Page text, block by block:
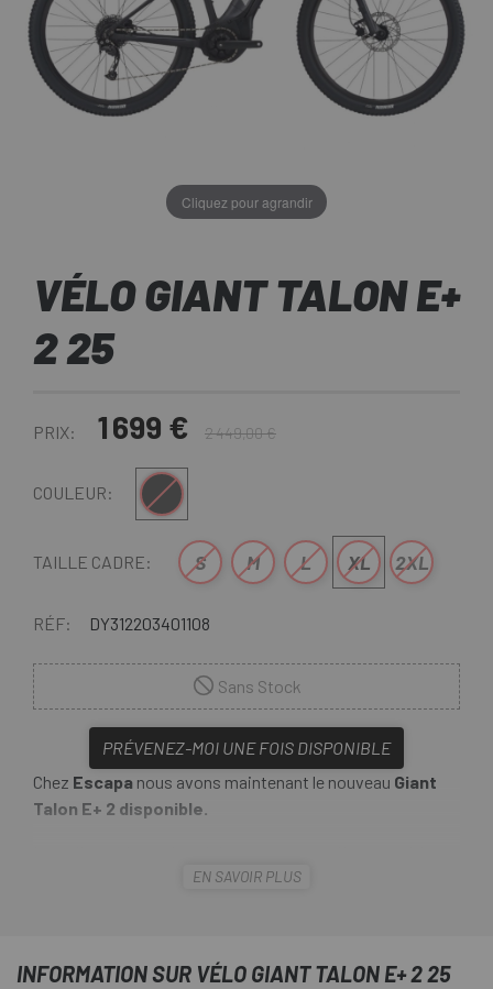
Cliquez pour agrandir
VÉLO GIANT TALON E+
2 25
PRIX: 1 699 € 2 449,00 €
COULEUR: Noir
TAILLE CADRE: S M L XL 2XL
RÉF: DY312203401108
Sans Stock
PRÉVENEZ-MOI UNE FOIS DISPONIBLE
Chez Escapa nous avons maintenant le nouveau Giant
Talon E+ 2 disponible.
la tentation. C'est un vélo électrique à la conduite douce
puissant, plus facile, plus amusant.
EN SAVOIR PLUS
INFORMATION SUR VÉLO GIANT TALON E+ 2 25